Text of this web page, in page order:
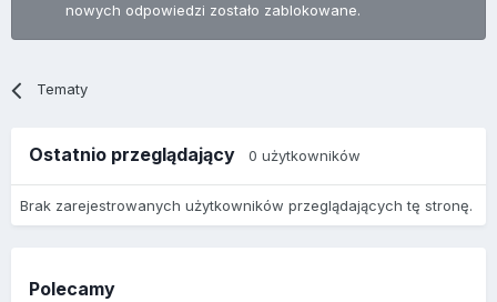
nowych odpowiedzi zostało zablokowane.
Tematy
Ostatnio przeglądający 0 użytkowników
Brak zarejestrowanych użytkowników przeglądających tę stronę.
Polecamy